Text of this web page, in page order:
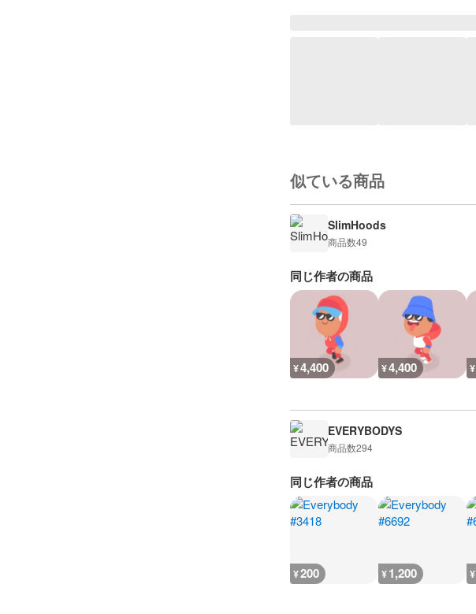
似ている商品
SlimHoods
商品数49
同じ作者の商品
¥4,400 ¥4,400 ¥
EVERYBODYS
商品数294
同じ作者の商品
¥200 ¥1,200 ¥